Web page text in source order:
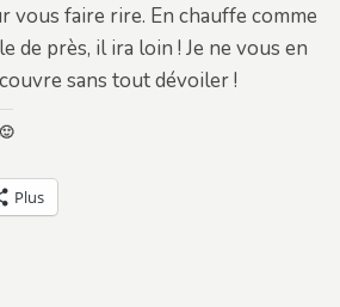
vous faire rire. En chauffe comme
de près, il ira loin ! Je ne vous en
sans tout dévoiler !
Plus